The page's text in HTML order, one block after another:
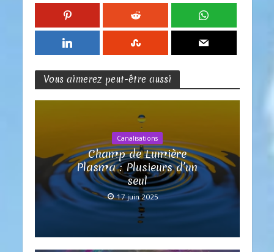
Vous aimerez peut-être aussi
Canalisations
Champ de Lumière
Plasma : Plusieurs d’un
seul
17 juin 2025